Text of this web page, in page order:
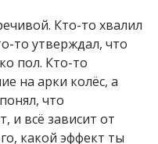
Кто-то хвалил
то утверждал, что
пол. Кто-то
на арки колёс, а
что
и всё зависит от
какой эффект ты